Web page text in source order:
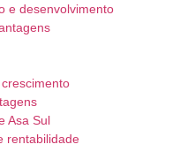
e desenvolvimento
Asa Sul
rentabilidade